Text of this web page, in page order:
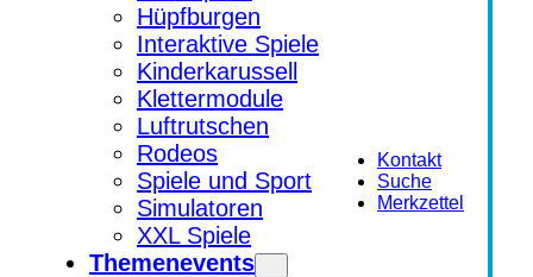
Hüpfburgen
Interaktive Spiele
Kinderkarussell
Klettermodule
Luftrutschen
Rodeos
Spiele und Sport
Simulatoren
XXL Spiele
Themenevents
Kontakt
Suche
Merkzettel